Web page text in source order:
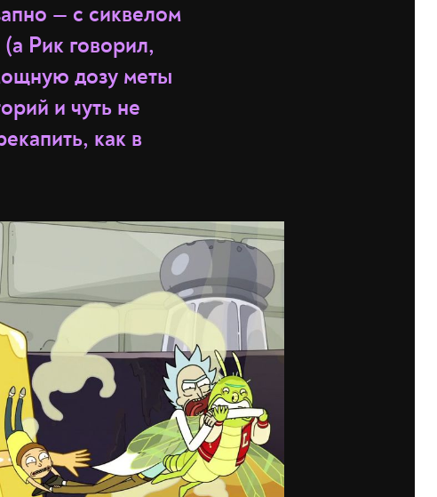
— с сиквелом
Рик говорил,
дозу меты
и чуть не
как в